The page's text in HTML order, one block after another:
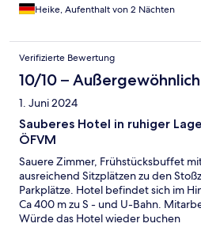
Heike, Aufenthalt von 2 Nächten
Verifizierte Bewertung
10/10 – Außergewöhnlich
1. Juni 2024
Sauberes Hotel in ruhiger
ÖFVM
Sauere Zimmer, Frühstücksbuffet
ausreichend Sitzplätzen zu den
Parkplätze. Hotel befindet sich im
Ca 400 m zu S - und U-Bahn.
Würde das Hotel wieder buchen